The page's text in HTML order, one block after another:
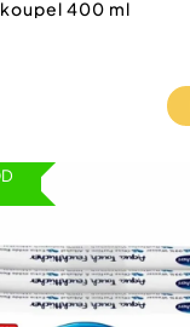
400 ml